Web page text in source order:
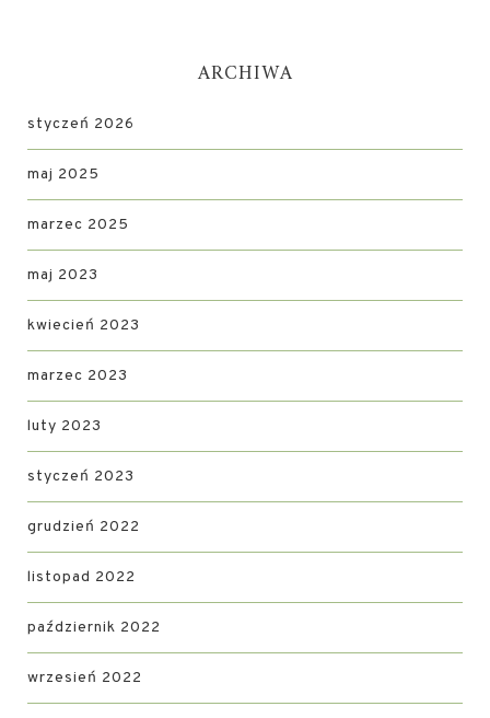
ARCHIWA
styczeń 2026
maj 2025
marzec 2025
maj 2023
kwiecień 2023
marzec 2023
luty 2023
styczeń 2023
grudzień 2022
listopad 2022
październik 2022
wrzesień 2022